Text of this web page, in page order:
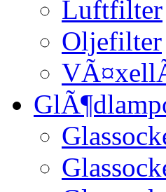
Luftfilter
Oljefilter